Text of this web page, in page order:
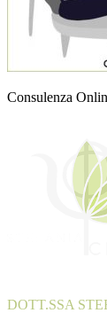
Consulenza
DOTT.SSA